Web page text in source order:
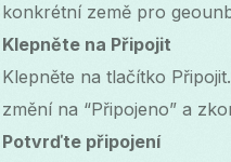
konkrétní země pro
Klepněte na Připojit
Klepněte na tlačítko
změní na “Připojeno” a
Potvrďte připojení